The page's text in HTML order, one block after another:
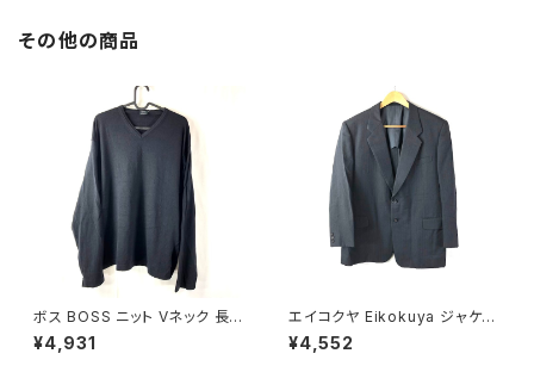
その他の商品
ボス BOSS ニット Vネック 長袖
無地 黒 900701
¥4,931
エイコクヤ Eikokuya ジャケッ
ト ストライプ柄 スリット グレー
900704
¥4,552